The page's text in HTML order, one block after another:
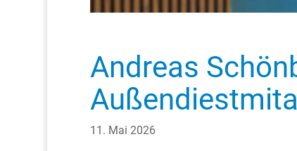
Andreas
11. Mai 2026